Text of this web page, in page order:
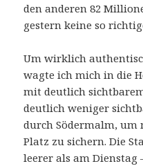
den anderen 82
gestern keine so
Um wirklich
wagte ich mich in die
mit deutlich
deutlich weniger
durch Södermalm,
Platz zu sichern. Die
leerer als am Dienstag